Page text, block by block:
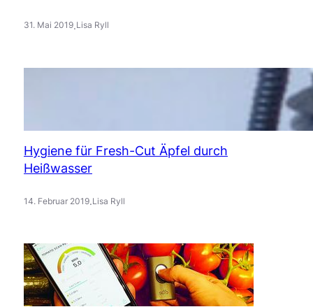
31. Mai 2019.Lisa Ryll
Hygiene für Fresh-Cut Äpfel durch
Heißwasser
14. Februar 2019.Lisa Ryll